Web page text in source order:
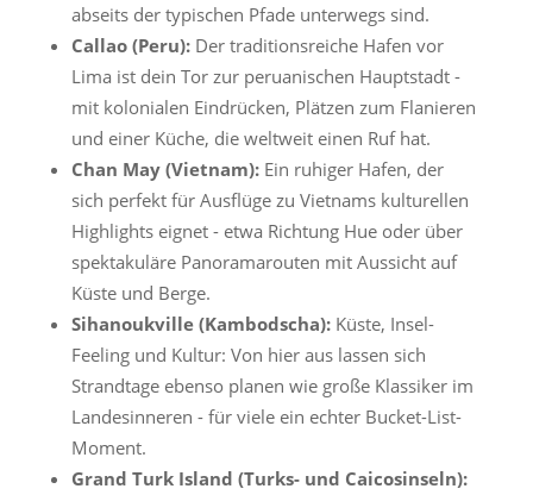
abseits der typischen Pfade unterwegs sind.
Callao (Peru):Der traditionsreiche Hafen vor
Lima ist dein Tor zur peruanischen Hauptstadt -
mit kolonialen Eindrücken, Plätzen zum Flanieren
und einer Küche, die weltweit einen Ruf hat.
Chan May (Vietnam):Ein ruhiger Hafen, der
sich perfekt für Ausflüge zu Vietnams kulturellen
Highlights eignet - etwa Richtung Hue oder über
spektakuläre Panoramarouten mit Aussicht auf
Küste und Berge.
Sihanoukville (Kambodscha):Küste, Insel-
Feeling und Kultur: Von hier aus lassen sich
Strandtage ebenso planen wie große Klassiker im
Landesinneren - für viele ein echter Bucket-List-
Moment.
Grand Turk Island (Turks- und Caicosinseln):